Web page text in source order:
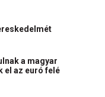
a magyar
el az euró felé